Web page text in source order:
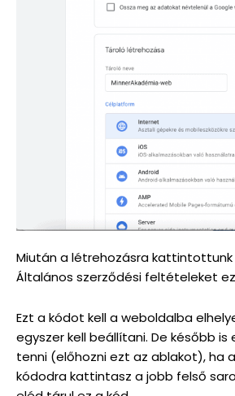
Miután a létrehozásra
Általános szerződési feltételeket
Ezt a kódot kell a weboldalba
egyszer kell beállítani. De később
tenni (előhozni ezt az ablakot), ha a
kódodra kattintasz a jobb felső